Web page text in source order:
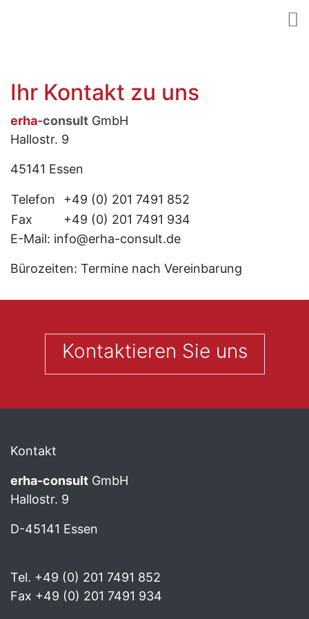
Ihr Kontakt zu uns
erha-consult GmbH
Hallostr. 9
45141 Essen
Telefon
+49 (0) 201 7491 852
Fax
+49 (0) 201 7491 934
E-Mail: info@erha-consult.de
Bürozeiten: Termine nach Vereinbarung
Kontaktieren Sie uns
Kontakt
erha-consult GmbH
Hallostr. 9
D-45141 Essen
Tel. +49 (0) 201 7491 852
Fax +49 (0) 201 7491 934